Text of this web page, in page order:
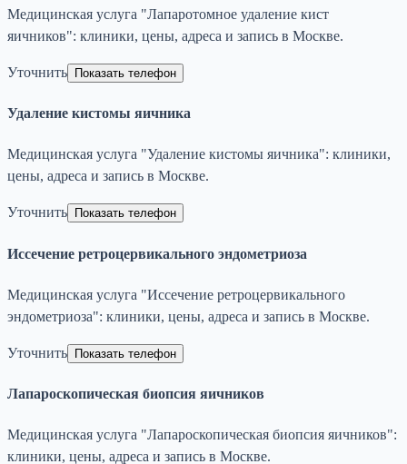
Медицинская услуга "Лапаротомное удаление кист
яичников": клиники, цены, адреса и запись в Москве.
Уточнить Показать телефон
Удаление кистомы яичника
Медицинская услуга "Удаление кистомы яичника": клиники,
цены, адреса и запись в Москве.
Уточнить Показать телефон
Иссечение ретроцервикального эндометриоза
Медицинская услуга "Иссечение ретроцервикального
эндометриоза": клиники, цены, адреса и запись в Москве.
Уточнить Показать телефон
Лапароскопическая биопсия яичников
Медицинская услуга "Лапароскопическая биопсия яичников":
клиники, цены, адреса и запись в Москве.